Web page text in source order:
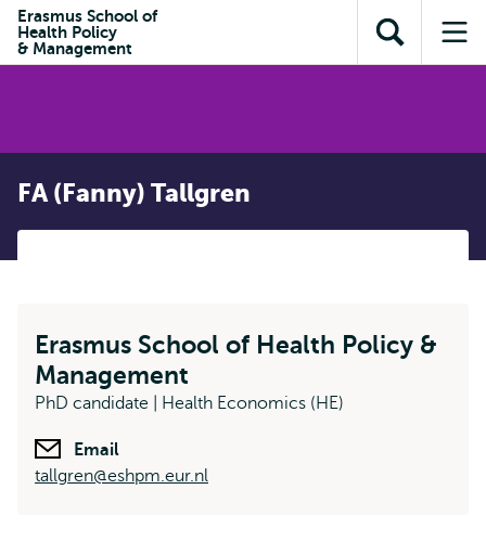
inhoud
Direct naar
subnavigatie
Erasmus School of
Health Policy
& Management
Toon
zoekveld
FA (Fanny) Tallgren
Erasmus School of Health Policy &
Management
PhD candidate | Health Economics (HE)
Email
tallgren@eshpm.eur.nl